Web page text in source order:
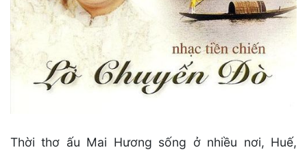
Thời thơ ấu Mai Hương sống ở nhiều nơi, Huế,